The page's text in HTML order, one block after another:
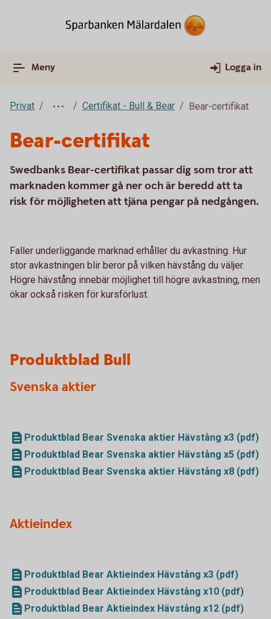
Meny Logga in
Privat Certifikat - Bull & Bear Bear-certifikat
Bear-certifikat
Swedbanks Bear-certifikat passar dig som tror att
marknaden kommer gå ner och är beredd att ta
risk för möjligheten att tjäna pengar på nedgången.
Faller underliggande marknad erhåller du avkastning. Hur
stor avkastningen blir beror på vilken hävstång du väljer.
Högre hävstång innebär möjlighet till högre avkastning, men
ökar också risken för kursförlust.
Produktblad Bull
Svenska aktier
Produktblad Bear Svenska aktier Hävstång x3 (pdf)
Produktblad Bear Svenska aktier Hävstång x5 (pdf)
Produktblad Bear Svenska aktier Hävstång x8 (pdf)
Aktieindex
Produktblad Bear Aktieindex Hävstång x3 (pdf)
Produktblad Bear Aktieindex Hävstång x10 (pdf)
Produktblad Bear Aktieindex Hävstång x12 (pdf)